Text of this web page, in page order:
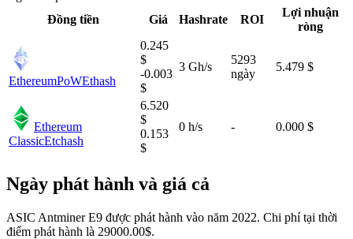
Đồng tiền
Giá Hashrate ROI
Lợi nhuận
ròng
EthereumPoWEthash
0.245
$
-0.003
$
3 Gh/s
5293
ngày
5.479 $
Ethereum
ClassicEtchash
6.520
$
0.153
$
0 h/s - 0.000 $
Ngày phát hành và giá cả
ASIC Antminer E9 được phát hành vào năm 2022. Chi phí tại thời
điểm phát hành là 29000.00$.